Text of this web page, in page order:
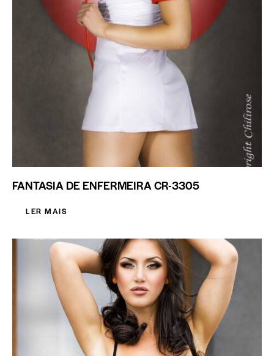
FANTASIA DE ENFERMEIRA CR-3305
LER MAIS